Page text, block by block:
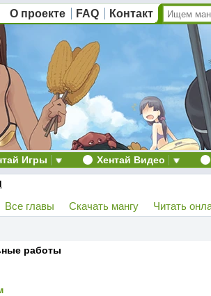
О проекте FAQ Контакт
Игры Хентай Видео
Все главы Скачать мангу Читать
работы